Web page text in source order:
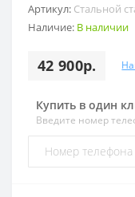
Артикул: Стальной
Наличие: В наличии
42 900р.
Купить в один
Введите номер